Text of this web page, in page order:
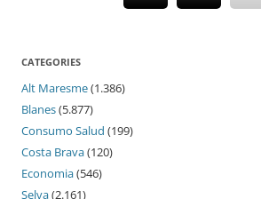
CATEGORIES
Alt Maresme(1.386)
Blanes(5.877)
Consumo Salud (199)
Costa Brava(120)
Economia(546)
Selva(2.161)